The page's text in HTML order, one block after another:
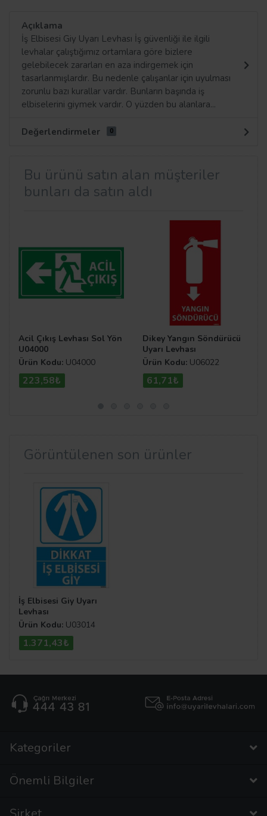
Açıklama
İş Elbisesi Giy Uyarı Levhası İş güvenliği ile ilgili
levhalar çalıştığımız ortamlara göre bizlere
gelebilecek zararları en aza indirgemek için
tasarlanmışlardır. Bu nedenle çalışanlar için uyulması
zorunlu bazı kurallar vardır. Bunların başında iş
elbiselerini giymek vardır. O yüzden bu alanlara...
Değerlendirmeler 0
Bu ürünü satın alan müşteriler
bunları da satın aldı
Acil Çıkış Levhası Sol Yön
U04000
Ürün Kodu: U04000
223,58₺
Dikey Yangın Söndürücü
Uyarı Levhası
Ürün Kodu: U06022
61,71₺
Görüntülenen son ürünler
İş Elbisesi Giy Uyarı
Levhası
Ürün Kodu: U03014
1.371,43₺
Kategoriler
Önemli Bilgiler